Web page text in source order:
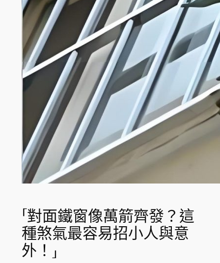
「對面鐵窗像萬箭齊發？這
種煞氣最容易招小人與意
外！」